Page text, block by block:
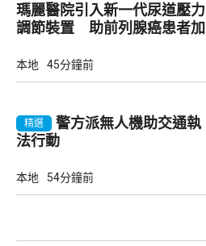
瑪麗醫院引入新一代尿道壓力
調節裝置 助前列腺癌患者加
本地 45分鐘前
精選
警方派無人機助交通執
法行動
本地 54分鐘前